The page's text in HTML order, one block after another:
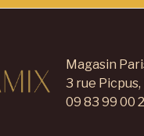
Magasin
3 rue
09 83 99 00